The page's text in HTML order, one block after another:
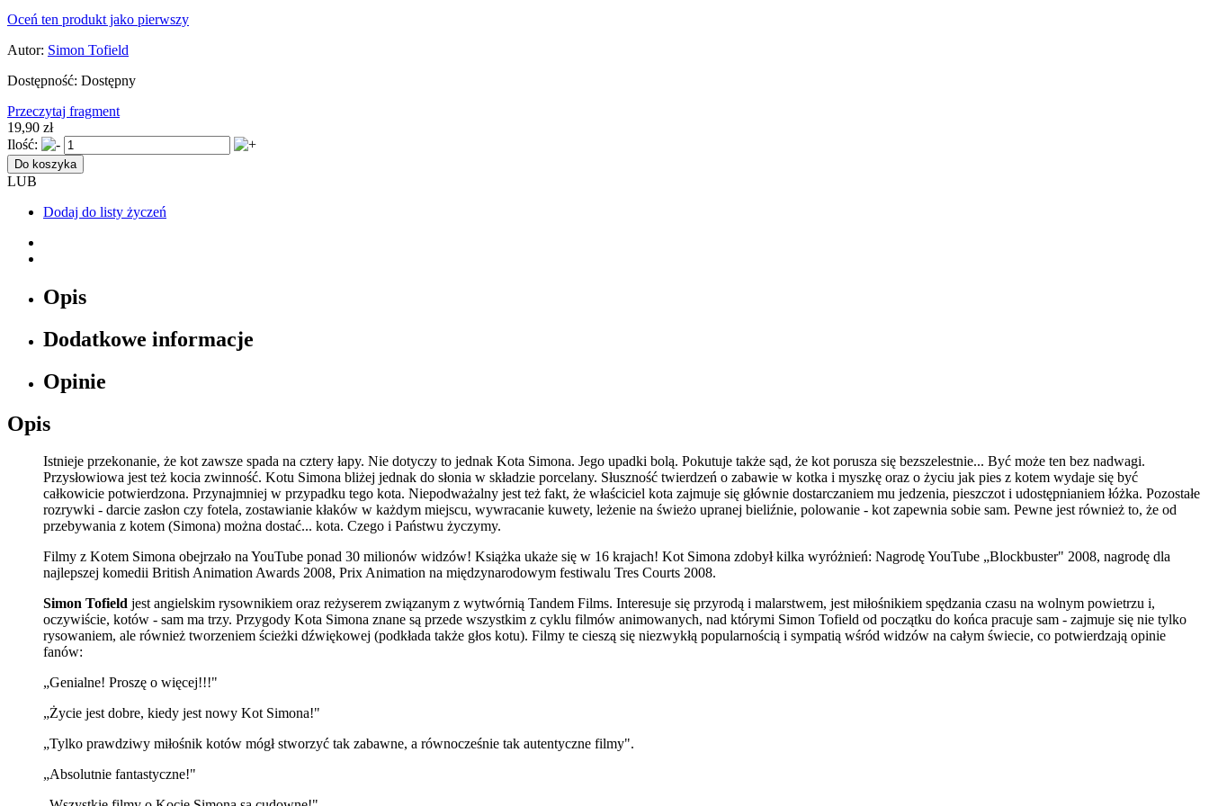
Oceń ten produkt jako pierwszy
Autor: Simon Tofield
Dostępność: Dostępny
Przeczytaj fragment
19,90 zł
Ilość:
Do koszyka
LUB
Dodaj do listy życzeń
Opis
Dodatkowe informacje
Opinie
Opis
Istnieje przekonanie, że kot zawsze spada na cztery łapy. Nie dotyczy to jednak Kota Simona. Jego upadki bolą. Pokutuje także sąd, że kot porusza się bezszelestnie... Być może ten bez nadwagi.
Przysłowiowa jest też kocia zwinność. Kotu Simona bliżej jednak do słonia w składzie porcelany. Słuszność twierdzeń o zabawie w kotka i myszkę oraz o życiu jak pies z kotem wydaje się być
całkowicie potwierdzona. Przynajmniej w przypadku tego kota. Niepodważalny jest też fakt, że właściciel kota zajmuje się głównie dostarczaniem mu jedzenia, pieszczot i udostępnianiem łóżka. Pozostałe
rozrywki - darcie zasłon czy fotela, zostawianie kłaków w każdym miejscu, wywracanie kuwety, leżenie na świeżo upranej bieliźnie, polowanie - kot zapewnia sobie sam. Pewne jest również to, że od
przebywania z kotem (Simona) można dostać... kota. Czego i Państwu życzymy.
Filmy z Kotem Simona obejrzało na YouTube ponad 30 milionów widzów! Książka ukaże się w 16 krajach! Kot Simona zdobył kilka wyróżnień: Nagrodę YouTube „Blockbuster" 2008, nagrodę dla
najlepszej komedii British Animation Awards 2008, Prix Animation na międzynarodowym festiwalu Tres Courts 2008.
Simon Tofield jest angielskim rysownikiem oraz reżyserem związanym z wytwórnią Tandem Films. Interesuje się przyrodą i malarstwem, jest miłośnikiem spędzania czasu na wolnym powietrzu i,
oczywiście, kotów - sam ma trzy. Przygody Kota Simona znane są przede wszystkim z cyklu filmów animowanych, nad którymi Simon Tofield od początku do końca pracuje sam - zajmuje się nie tylko
rysowaniem, ale również tworzeniem ścieżki dźwiękowej (podkłada także głos kotu). Filmy te cieszą się niezwykłą popularnością i sympatią wśród widzów na całym świecie, co potwierdzają opinie
fanów:
„Genialne! Proszę o więcej!!!"
„Życie jest dobre, kiedy jest nowy Kot Simona!"
„Tylko prawdziwy miłośnik kotów mógł stworzyć tak zabawne, a równocześnie tak autentyczne filmy".
„Absolutnie fantastyczne!"